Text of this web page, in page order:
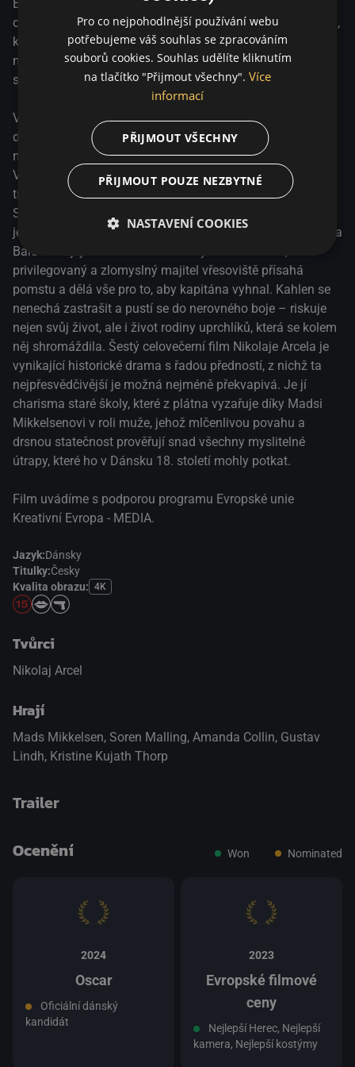
Bastard je strhující drama o dobývání dánských vřesovišť,
o neúprosné přírodě, velkých snech a ještě větších obětech,
které se odehrává v polovině 18. století. Vypráví o hrdém a
nekompromisním muži a o ženě, která se stane jeho
spojenkyní v boji proti zlu, smrti a zatracení.
V roce 1755 se zchudlý kapitán Ludvig Kahlen vydává
dobýt drsné, nehostinné dánské vřesoviště se zdánlivě
nemožným cílem: vybudovat tu ve jménu krále kolonii.
Výměnou za to pro sebe získá tolik vytoužený šlechtický
titul. Jediný vlastník této oblasti, nemilosrdný Frederik de
Schinkel, se však arogantně domnívá, že tato země patří
jen jemu. Když se de Schinkel dozví, že jeho služebná Anna
Barbara a její manžel se utekli ukrýt ke Kahlenovi,
privilegovaný a zlomyslný majitel vřesoviště přísahá
pomstu a dělá vše pro to, aby kapitána vyhnal. Kahlen se
nenechá zastrašit a pustí se do nerovného boje – riskuje
nejen svůj život, ale i život rodiny uprchlíků, která se kolem
něj shromáždila. Šestý celovečerní film Nikolaje Arcela je
vynikající historické drama s řadou předností, z nichž ta
nejpřesvědčivější je možná nejméně překvapivá. Je jí
charisma staré školy, které z plátna vyzařuje díky Madsi
Mikkelsenovi v roli muže, jehož mlčenlivou povahu a
drsnou statečnost prověřují snad všechny myslitelné
útrapy, které ho v Dánsku 18. století mohly potkat.
Film uvádíme s podporou programu Evropské unie
Kreativní Evropa - MEDIA.
Jazyk:Dánsky
Titulky:Česky
Kvalita obrazu: 4K
Tvůrci
Nikolaj Arcel
Hrají
Mads Mikkelsen, Soren Malling, Amanda Collin, Gustav
Lindh, Kristine Kujath Thorp
Trailer
přepnout na HTML5 přehrávač
Ocenění Won Nominated
2024
Oscar
kandidát
2023
Evropské filmové
ceny
kamera, Nejlepší kostýmy
Pro co nejpohodlnější používání webu
potřebujeme váš souhlas se zpracováním
souborů cookies. Souhlas udělíte kliknutím
na tlačítko "Přijmout všechny". Více
informací
PŘIJMOUT VŠECHNY
PŘIJMOUT POUZE NEZBYTNÉ
NASTAVENÍ COOKIES